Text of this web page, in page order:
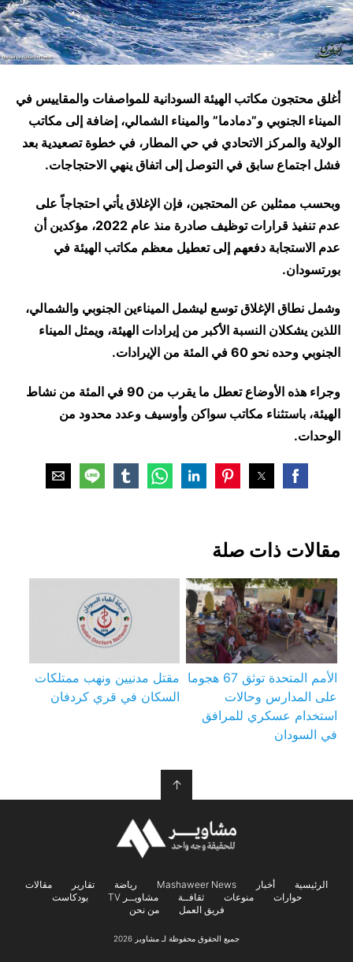
أغلق محتجون مكاتب الهيئة السودانية للمواصفات والمقاييس في
الميناء الجنوبي و”دمادما” والميناء الشمالي، إضافة إلى مكاتب
الولاية والمركز الاتحادي في حي المطار، في خطوة تصعيدية بعد
فشل اجتماع سابق في التوصل إلى اتفاق ينهي الاحتجاجات.
وبحسب ممثلين عن المحتجين، فإن الإغلاق يأتي احتجاجاً على
عدم تنفيذ قرارات توظيف صادرة منذ عام 2022، مؤكدين أن
عدم الاستجابة دفعهم إلى تعطيل معظم مكاتب الهيئة في
بورتسودان.
وشمل نطاق الإغلاق توسع ليشمل الميناءين الجنوبي والشمالي،
اللذين يشكلان النسبة الأكبر من إيرادات الهيئة، ويمثل الميناء
الجنوبي وحده نحو 60 في المئة من الإيرادات.
وجراء هذه الأوضاع تعطل ما يقرب من 90 في المئة من نشاط
الهيئة، باستثناء مكاتب سواكن وأوسيف وعدد محدود من
الوحدات.
مقالات ذات صلة
الأمم المتحدة توثق 67 هجوما
على المدارس وحالات
استخدام عسكري للمرافق
في السودان
مقتل مدنيين ونهب ممتلكات
السكان في قري كردفان
↑
الرئيسية أخبار Mashaweer News رياضة تقارير
مقالات
حوارات
منوعات ثقافــة مشاويــر TV
بودكاست
فريق العمل
من نحن
جميع الحقوق محفوظة لـ مشاوير 2026